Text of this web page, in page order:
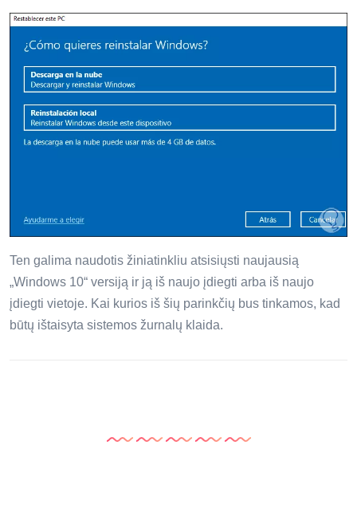
Ten galima naudotis žiniatinkliu atsisiųsti naujausią
„Windows 10“ versiją ir ją iš naujo įdiegti arba iš naujo
įdiegti vietoje. Kai kurios iš šių parinkčių bus tinkamos, kad
būtų ištaisyta sistemos žurnalų klaida.